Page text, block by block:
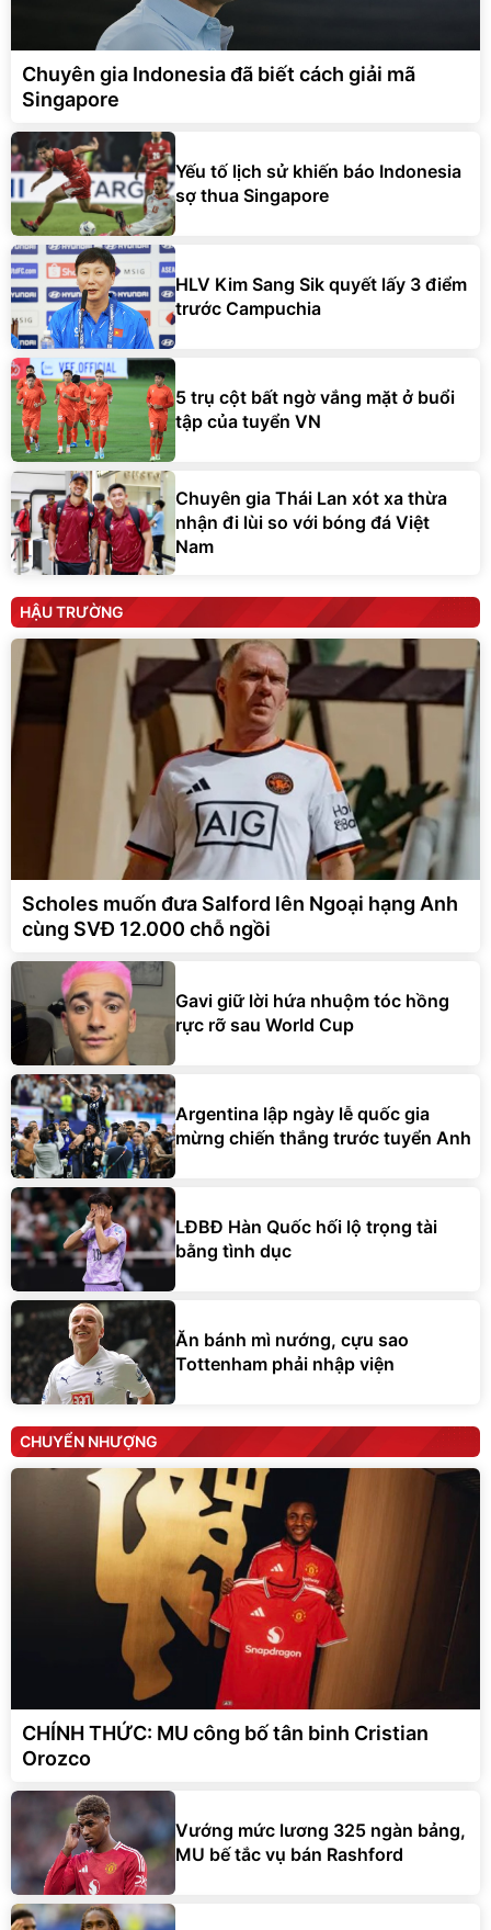
Chuyên gia Indonesia đã biết cách giải mã
Singapore
Yếu tố lịch sử khiến báo Indonesia
sợ thua Singapore
HLV Kim Sang Sik quyết lấy 3 điểm
trước Campuchia
5 trụ cột bất ngờ vắng mặt ở buổi
tập của tuyển VN
Chuyên gia Thái Lan xót xa thừa
nhận đi lùi so với bóng đá Việt
Nam
HẬU TRƯỜNG
Scholes muốn đưa Salford lên Ngoại hạng Anh
cùng SVĐ 12.000 chỗ ngồi
Gavi giữ lời hứa nhuộm tóc hồng
rực rỡ sau World Cup
Argentina lập ngày lễ quốc gia
mừng chiến thắng trước tuyển Anh
LĐBĐ Hàn Quốc hối lộ trọng tài
bằng tình dục
Ăn bánh mì nướng, cựu sao
Tottenham phải nhập viện
CHUYỂN NHƯỢNG
CHÍNH THỨC: MU công bố tân binh Cristian
Orozco
Vướng mức lương 325 ngàn bảng,
MU bế tắc vụ bán Rashford